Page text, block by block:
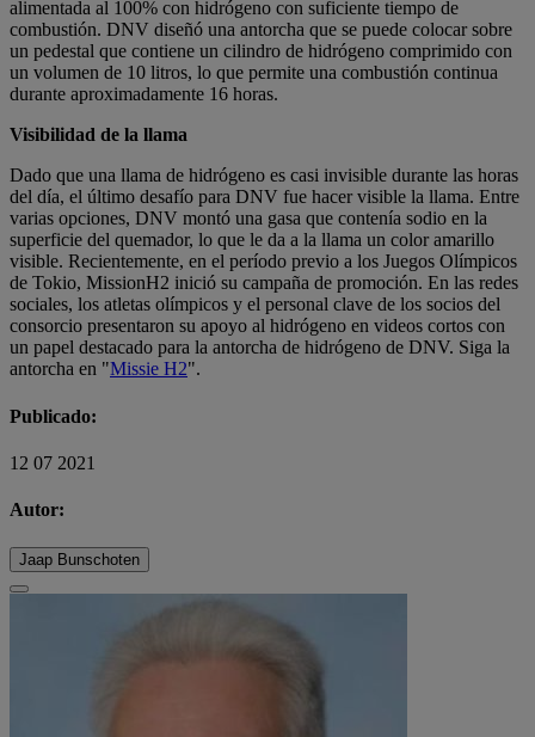
alimentada al 100% con hidrógeno con suficiente tiempo de
combustión. DNV diseñó una antorcha que se puede colocar sobre
un pedestal que contiene un cilindro de hidrógeno comprimido con
un volumen de 10 litros, lo que permite una combustión continua
durante aproximadamente 16 horas.
Visibilidad de la llama
Dado que una llama de hidrógeno es casi invisible durante las horas
del día, el último desafío para DNV fue hacer visible la llama. Entre
varias opciones, DNV montó una gasa que contenía sodio en la
superficie del quemador, lo que le da a la llama un color amarillo
visible. Recientemente, en el período previo a los Juegos Olímpicos
de Tokio, MissionH2 inició su campaña de promoción. En las redes
sociales, los atletas olímpicos y el personal clave de los socios del
consorcio presentaron su apoyo al hidrógeno en videos cortos con
un papel destacado para la antorcha de hidrógeno de DNV. Siga la
antorcha en "Missie H2".
Publicado:
12 07 2021
Autor:
Jaap Bunschoten